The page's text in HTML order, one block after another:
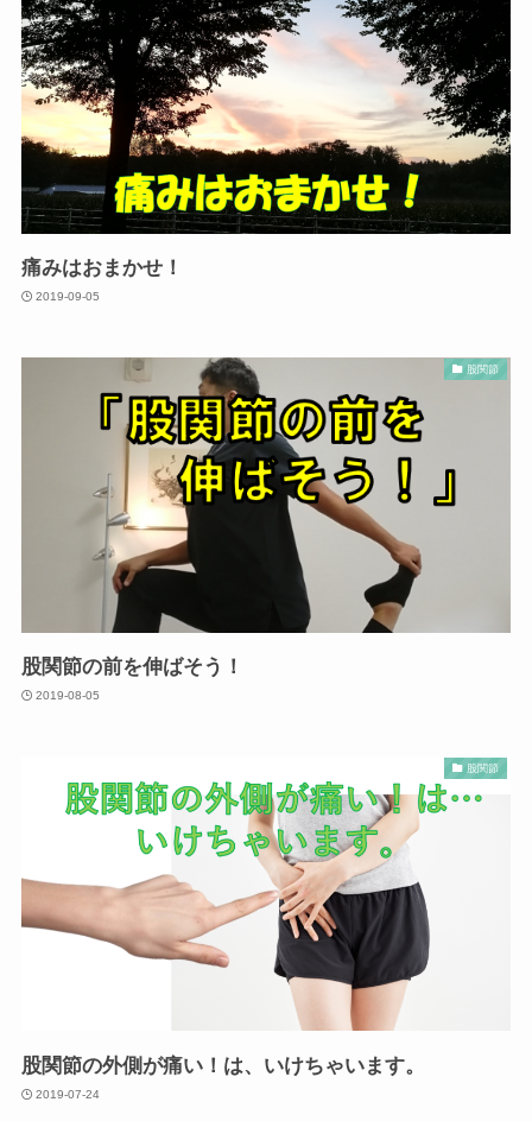
痛みはおまかせ！
2019-09-05
股関節
股関節の前を伸ばそう！
2019-08-05
股関節
股関節の外側が痛い！は、いけちゃいます。
2019-07-24